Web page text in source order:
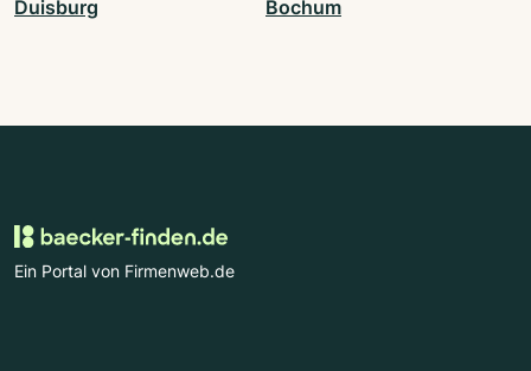
Duisburg Bochum
Ein Portal von Firmenweb.de